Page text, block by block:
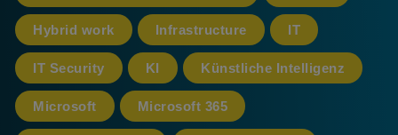
Hybrid work Infrastructure IT
IT Security KI Künstliche Intelligenz
Microsoft Microsoft 365